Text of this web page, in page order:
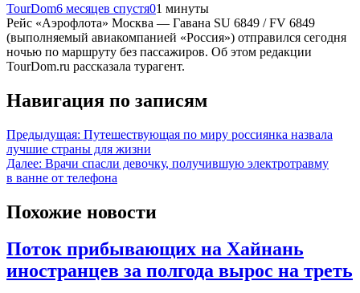
TourDom6 месяцев спустя01 минуты
Рейс «Аэрофлота» Москва — Гавана SU 6849 / FV 6849
(выполняемый авиакомпанией «Россия») отправился сегодня
ночью по маршруту без пассажиров. Об этом редакции
TourDom.ru рассказала турагент.
Навигация по записям
Предыдущая: Путешествующая по миру россиянка назвала
лучшие страны для жизни
Далее: Врачи спасли девочку, получившую электротравму
в ванне от телефона
Похожие новости
Поток прибывающих на Хайнань
иностранцев за полгода вырос на треть